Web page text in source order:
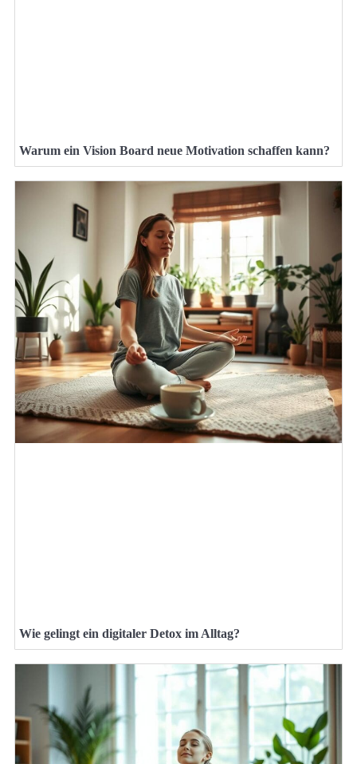
Warum ein Vision Board neue Motivation schaffen kann?
Wie gelingt ein digitaler Detox im Alltag?